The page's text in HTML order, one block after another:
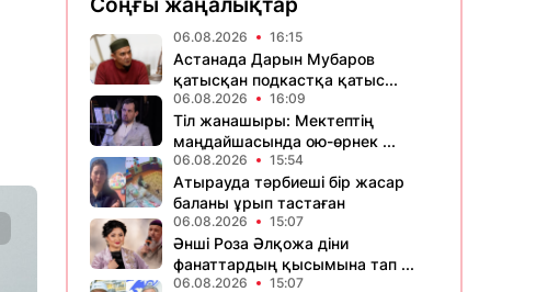
06.08.2026 16:15
Астанада Дарын Мубаров
қатысқан подкастқа қатыс...
06.08.2026 16:09
Тіл жанашыры: Мектептің
маңдайшасында ою-өрнек ...
06.08.2026 15:54
Атырауда тәрбиеші бір жасар
баланы ұрып тастаған
06.08.2026 15:07
Әнші Роза Әлқожа діни
фанаттардың қысымына тап ...
06.08.2026 15:07